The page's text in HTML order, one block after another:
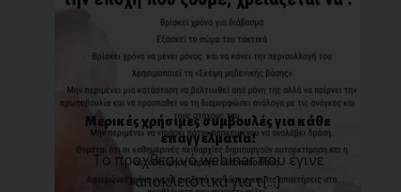
Μερικές χρήσιμες συμβουλές για κάθε
επαγγελματία!
Το προχθεσινό webinar που έγινε
αποκλειστικά για τ[...]